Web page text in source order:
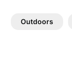
Outdoors